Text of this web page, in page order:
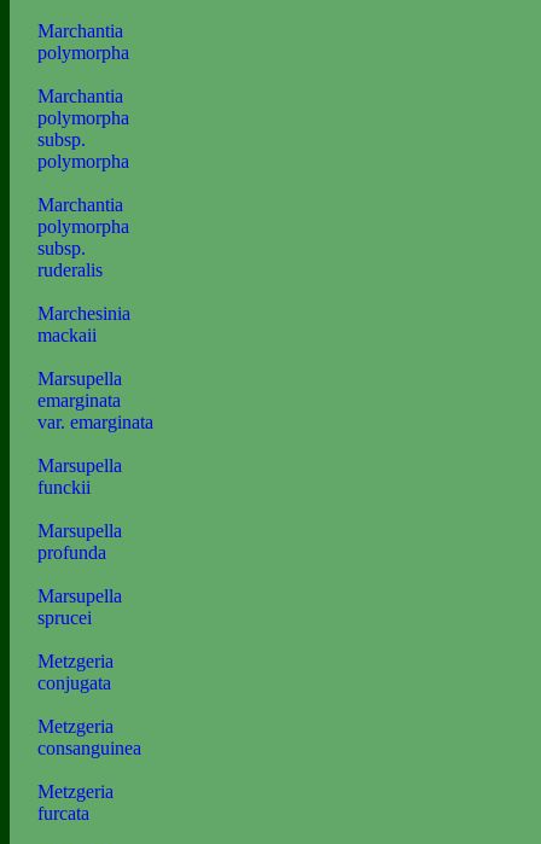
Marchantia
polymorpha
Marchantia
polymorpha
subsp.
polymorpha
Marchantia
polymorpha
subsp.
ruderalis
Marchesinia
mackaii
Marsupella
emarginata
var. emarginata
Marsupella
funckii
Marsupella
profunda
Marsupella
sprucei
Metzgeria
conjugata
Metzgeria
consanguinea
Metzgeria
furcata